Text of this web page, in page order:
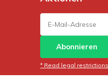
Abonnieren
* Read legal